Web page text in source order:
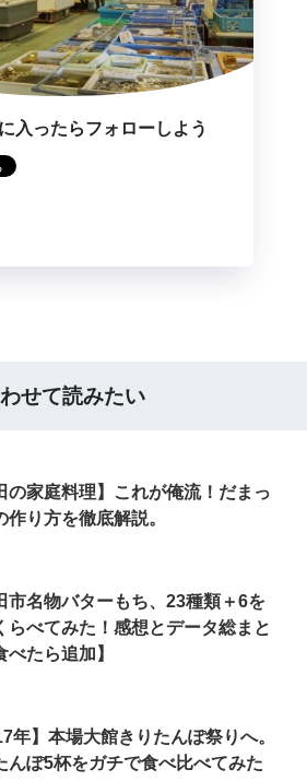
入ったらフォローしよう
せて読みたい
の家庭料理】これが俺流！だまっ
作り方を徹底解説。
市名物バターもち、23種類＋6を
らべてみた！感想とデータ総まと
べたら追加】
年】本場大館きりたんぽ祭りへ。
んぽ5杯をガチで食べ比べてみた